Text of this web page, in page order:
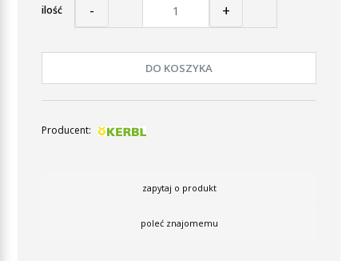
ilość - +
DO KOSZYKA
Producent:
zapytaj o produkt
poleć znajomemu